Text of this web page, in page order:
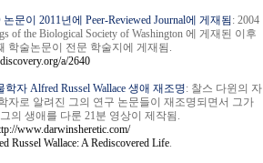
문이 2011년에 Peer-Reviewed Journal에 게재됨 : 2004
of the Biological Society of Washington 에 게재된 이후
학술논문이 전문 학술지에 게재됨.
a/2640
자 Alfred Russel Wallace 생애 재조명: 찰스 다윈의 자
자로 알려진 그의 연구 논문들이 재조명되면서 그가
의 생애를 다룬 21분 영상이 제작됨.
www.darwinsheretic.com/
Russel Wallace: A Rediscovered Life.